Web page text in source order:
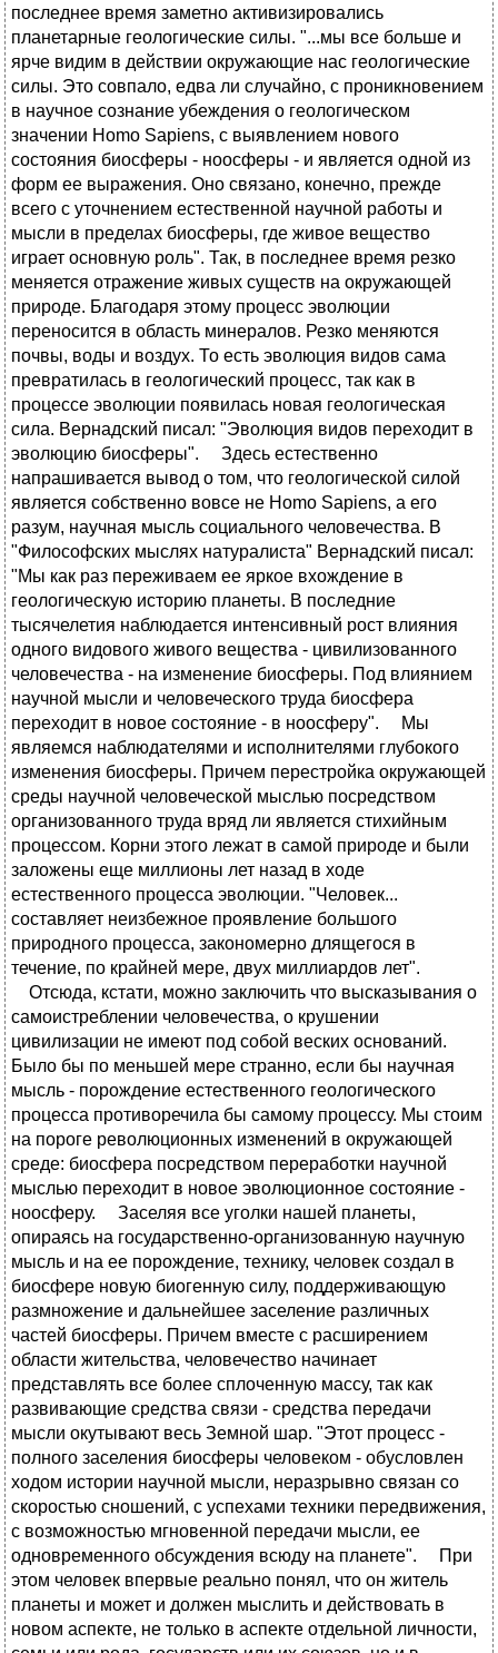
последнее время заметно активизировались
планетарные геологические силы. "...мы все больше и
ярче видим в действии окружающие нас геологические
силы. Это совпало, едва ли случайно, с проникновением
в научное сознание убеждения о геологическом
значении Homo Sapiens, с выявлением нового
состояния биосферы - ноосферы - и является одной из
форм ее выражения. Оно связано, конечно, прежде
всего с уточнением естественной научной работы и
мысли в пределах биосферы, где живое вещество
играет основную роль". Так, в последнее время резко
меняется отражение живых существ на окружающей
природе. Благодаря этому процесс эволюции
переносится в область минералов. Резко меняются
почвы, воды и воздух. То есть эволюция видов сама
превратилась в геологический процесс, так как в
процессе эволюции появилась новая геологическая
сила. Вернадский писал: "Эволюция видов переходит в
эволюцию биосферы". Здесь естественно
напрашивается вывод о том, что геологической силой
является собственно вовсе не Homo Sapiens, а его
разум, научная мысль социального человечества. В
"Философских мыслях натуралиста" Вернадский писал:
"Мы как раз переживаем ее яркое вхождение в
геологическую историю планеты. В последние
тысячелетия наблюдается интенсивный рост влияния
одного видового живого вещества - цивилизованного
человечества - на изменение биосферы. Под влиянием
научной мысли и человеческого труда биосфера
переходит в новое состояние - в ноосферу". Мы
являемся наблюдателями и исполнителями глубокого
изменения биосферы. Причем перестройка окружающей
среды научной человеческой мыслью посредством
организованного труда вряд ли является стихийным
процессом. Корни этого лежат в самой природе и были
заложены еще миллионы лет назад в ходе
естественного процесса эволюции. "Человек...
составляет неизбежное проявление большого
природного процесса, закономерно длящегося в
течение, по крайней мере, двух миллиардов лет".
Отсюда, кстати, можно заключить что высказывания о
самоистреблении человечества, о крушении
цивилизации не имеют под собой веских оснований.
Было бы по меньшей мере странно, если бы научная
мысль - порождение естественного геологического
процесса противоречила бы самому процессу. Мы стоим
на пороге революционных изменений в окружающей
среде: биосфера посредством переработки научной
мыслью переходит в новое эволюционное состояние -
ноосферу. Заселяя все уголки нашей планеты,
опираясь на государственно-организованную научную
мысль и на ее порождение, технику, человек создал в
биосфере новую биогенную силу, поддерживающую
размножение и дальнейшее заселение различных
частей биосферы. Причем вместе с расширением
области жительства, человечество начинает
представлять все более сплоченную массу, так как
развивающие средства связи - средства передачи
мысли окутывают весь Земной шар. "Этот процесс -
полного заселения биосферы человеком - обусловлен
ходом истории научной мысли, неразрывно связан со
скоростью сношений, с успехами техники передвижения,
с возможностью мгновенной передачи мысли, ее
одновременного обсуждения всюду на планете". При
этом человек впервые реально понял, что он житель
планеты и может и должен мыслить и действовать в
новом аспекте, не только в аспекте отдельной личности,